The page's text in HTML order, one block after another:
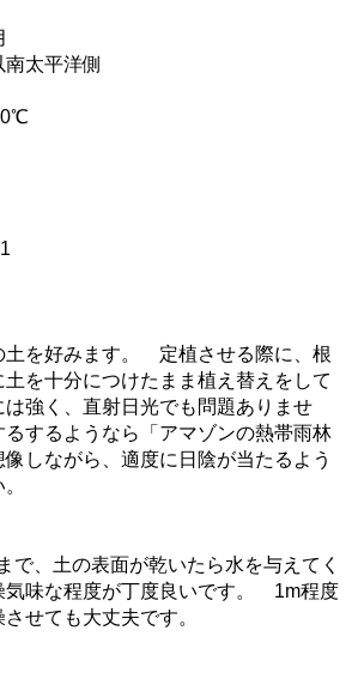
太平洋側
土を好みます。 定植させる際に、根
を十分につけたまま植え替えをして
強く、直射日光でも問題ありませ
するようなら「アマゾンの熱帯雨林
しながら、適度に日陰が当たるよう
で、土の表面が乾いたら水を与えてく
味な程度が丁度良いです。 1m程度
せても大丈夫です。